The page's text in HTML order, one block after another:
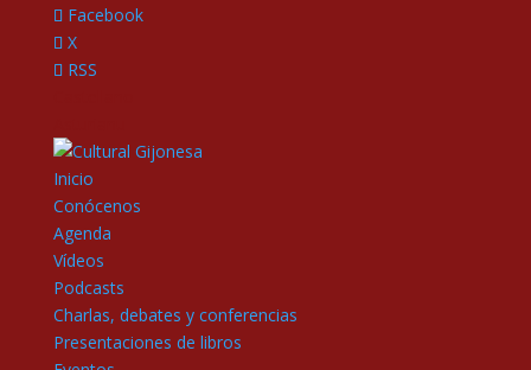
Facebook
X
RSS
Inicio
Conócenos
Agenda
Vídeos
Podcasts
Charlas, debates y conferencias
Presentaciones de libros